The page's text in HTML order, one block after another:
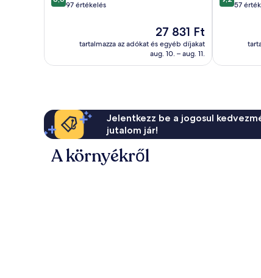
Mitla
ennyiből:
értékelés
97 értékelés
Az
ár
27 831 Ft
27 831 Ft
tartalmazza az adókat és egyéb díjakat
aug. 10. – aug. 11.
ennyiből:
értékelés
57
Jelentkezz be a jogosul
jutalom jár!
A környékről